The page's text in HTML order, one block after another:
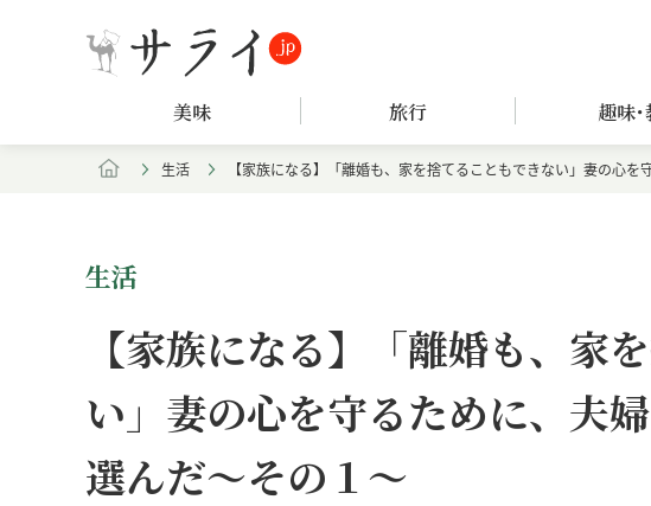
美味 旅行 趣味
生活 【家族になる】「離婚も、家を捨てることもできない」妻の心
生活
【家族になる】「離婚も、家
い」妻の心を守るために、夫
選んだ～その１～